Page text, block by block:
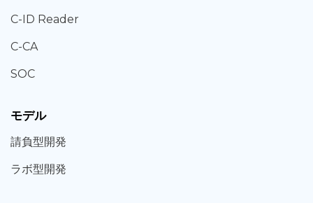
C-ID Reader
C-CA
SOC
モデル
請負型開発
ラボ型開発